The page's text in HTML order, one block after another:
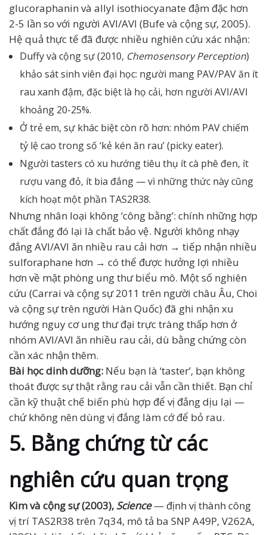
glucoraphanin và allyl isothiocyanate đậm đặc hơn
2-5 lần so với người AVI/AVI (Bufe và cộng sự, 2005).
Hệ quả thực tế đã được nhiều nghiên cứu xác nhận:
Duffy và cộng sự (2010, Chemosensory Perception)
khảo sát sinh viên đại học: người mang PAV/PAV ăn ít
rau xanh đậm, đặc biệt là họ cải, hơn người AVI/AVI
khoảng 20-25%.
Ở trẻ em, sự khác biệt còn rõ hơn: nhóm PAV chiếm
tỷ lệ cao trong số ‘kẻ kén ăn rau’ (picky eater).
Người tasters có xu hướng tiêu thụ ít cà phê đen, ít
rượu vang đỏ, ít bia đắng — vì những thức này cũng
kích hoạt một phần TAS2R38.
Nhưng nhân loại không ‘công bằng’: chính những hợp
chất đắng đó lại là chất bảo vệ. Người không nhạy
đắng AVI/AVI ăn nhiều rau cải hơn → tiếp nhận nhiều
sulforaphane hơn → có thể được hưởng lợi nhiều
hơn về mặt phòng ung thư biểu mô. Một số nghiên
cứu (Carrai và cộng sự 2011 trên người châu Âu, Choi
và cộng sự trên người Hàn Quốc) đã ghi nhận xu
hướng nguy cơ ung thư đại trực tràng thấp hơn ở
nhóm AVI/AVI ăn nhiều rau cải, dù bằng chứng còn
cần xác nhận thêm.
Bài học dinh dưỡng: Nếu bạn là ‘taster’, bạn không
thoát được sự thật rằng rau cải vẫn cần thiết. Bạn chỉ
cần kỹ thuật chế biến phù hợp để vị đắng dịu lại —
chứ không nên dùng vị đắng làm cớ để bỏ rau.
5. Bằng chứng từ các
nghiên cứu quan trọng
Kim và cộng sự (2003), Science— định vị thành công
vị trí TAS2R38 trên 7q34, mô tả ba SNP A49P, V262A,